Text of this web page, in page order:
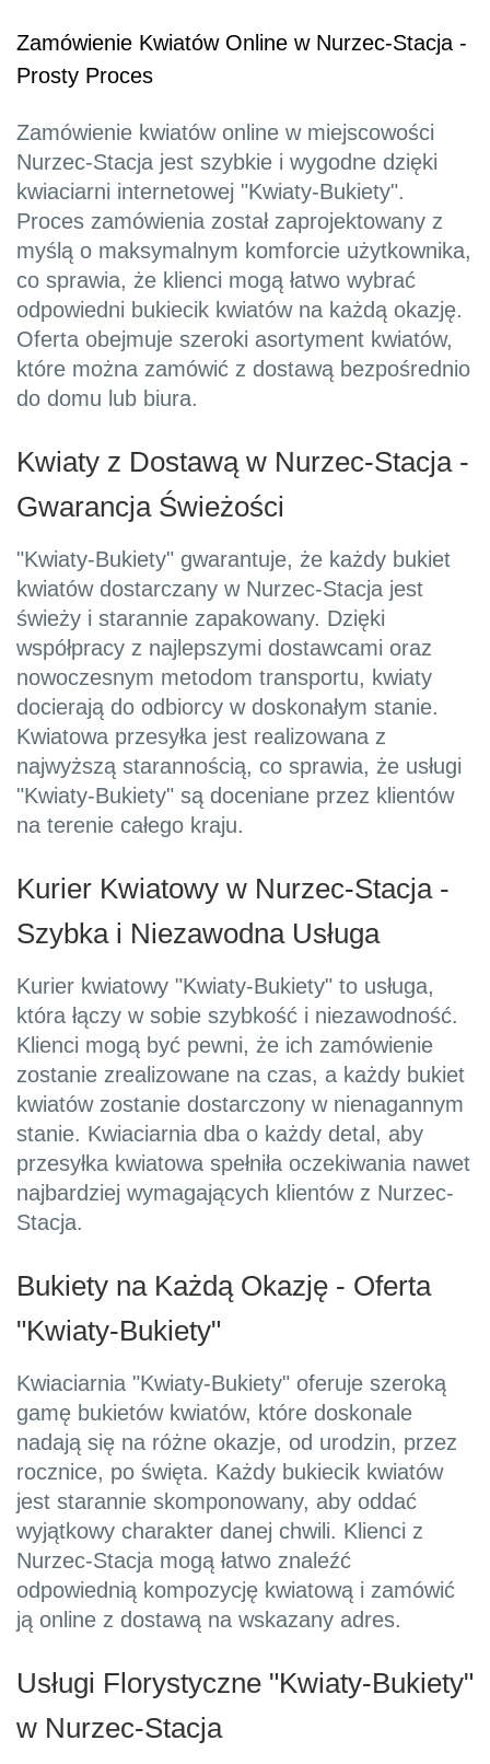
Zamówienie Kwiatów Online w Nurzec-Stacja -
Prosty Proces
Zamówienie kwiatów online w miejscowości
Nurzec-Stacja jest szybkie i wygodne dzięki
kwiaciarni internetowej "Kwiaty-Bukiety".
Proces zamówienia został zaprojektowany z
myślą o maksymalnym komforcie użytkownika,
co sprawia, że klienci mogą łatwo wybrać
odpowiedni bukiecik kwiatów na każdą okazję.
Oferta obejmuje szeroki asortyment kwiatów,
które można zamówić z dostawą bezpośrednio
do domu lub biura.
Kwiaty z Dostawą w Nurzec-Stacja -
Gwarancja Świeżości
"Kwiaty-Bukiety" gwarantuje, że każdy bukiet
kwiatów dostarczany w Nurzec-Stacja jest
świeży i starannie zapakowany. Dzięki
współpracy z najlepszymi dostawcami oraz
nowoczesnym metodom transportu, kwiaty
docierają do odbiorcy w doskonałym stanie.
Kwiatowa przesyłka jest realizowana z
najwyższą starannością, co sprawia, że usługi
"Kwiaty-Bukiety" są doceniane przez klientów
na terenie całego kraju.
Kurier Kwiatowy w Nurzec-Stacja -
Szybka i Niezawodna Usługa
Kurier kwiatowy "Kwiaty-Bukiety" to usługa,
która łączy w sobie szybkość i niezawodność.
Klienci mogą być pewni, że ich zamówienie
zostanie zrealizowane na czas, a każdy bukiet
kwiatów zostanie dostarczony w nienagannym
stanie. Kwiaciarnia dba o każdy detal, aby
przesyłka kwiatowa spełniła oczekiwania nawet
najbardziej wymagających klientów z Nurzec-
Stacja.
Bukiety na Każdą Okazję - Oferta
"Kwiaty-Bukiety"
Kwiaciarnia "Kwiaty-Bukiety" oferuje szeroką
gamę bukietów kwiatów, które doskonale
nadają się na różne okazje, od urodzin, przez
rocznice, po święta. Każdy bukiecik kwiatów
jest starannie skomponowany, aby oddać
wyjątkowy charakter danej chwili. Klienci z
Nurzec-Stacja mogą łatwo znaleźć
odpowiednią kompozycję kwiatową i zamówić
ją online z dostawą na wskazany adres.
Usługi Florystyczne "Kwiaty-Bukiety"
w Nurzec-Stacja